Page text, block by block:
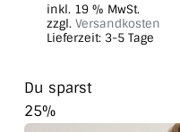
inkl. 19 % MwSt.
zzgl. Versandkosten
Lieferzeit: 3-5 Tage
Du sparst
25%